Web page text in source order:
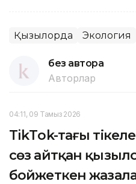
Қызылорда Экология
без автора
Авторлар
04:11, 09 Тамыз 2026
TikТok-тағы
сөз айтқан
бойжеткен